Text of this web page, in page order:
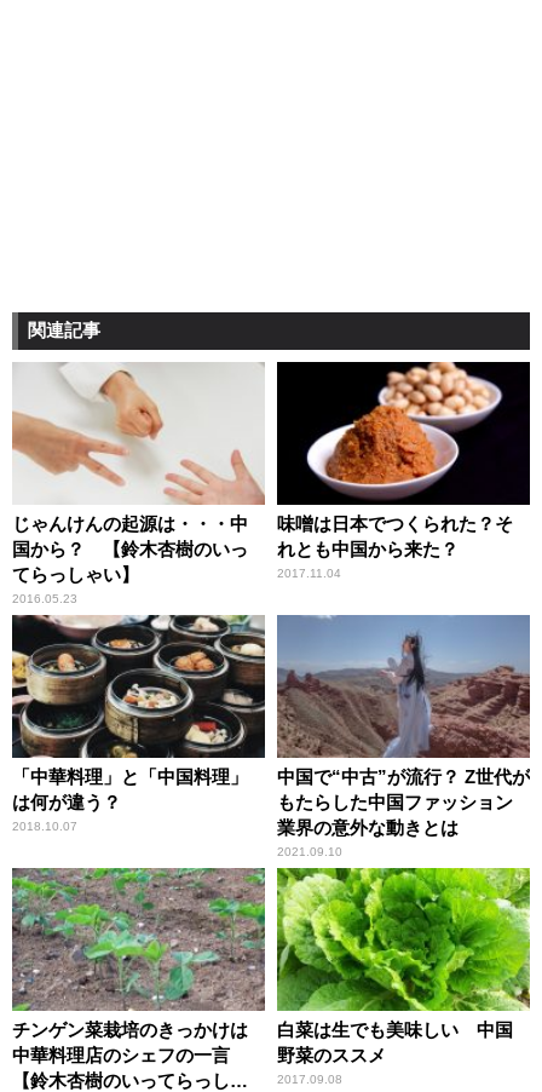
関連記事
じゃんけんの起源は・・・中
国から？ 【鈴木杏樹のいっ
てらっしゃい】
2016.05.23
味噌は日本でつくられた？そ
れとも中国から来た？
2017.11.04
「中華料理」と「中国料理」
は何が違う？
2018.10.07
中国で“中古”が流行？ Z世代が
もたらした中国ファッション
業界の意外な動きとは
2021.09.10
チンゲン菜栽培のきっかけは
中華料理店のシェフの一言
【鈴木杏樹のいってらっしゃ
白菜は生でも美味しい 中国
野菜のススメ
2017.09.08